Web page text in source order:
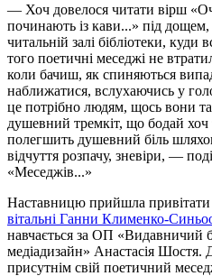
— Хоч довелося читати вірш
починають із кави...» під
читальній залі бібліотеки, куди
того поетичні меседжі не
коли бачиш, як спиняються
наближатися, вслухаючись у
це потрібно людям, щось вони
душевний тремкіт, що бодай хоч
полегшить душевний біль
відчуття розпачу, зневіри, —
«Меседжів...»
Наставницю прийшла
вітальні Ганни Клименко-
навчається за ОП «Видавничий
медіадизайн» Анастасія Шостя.
присутнім свій поетичний